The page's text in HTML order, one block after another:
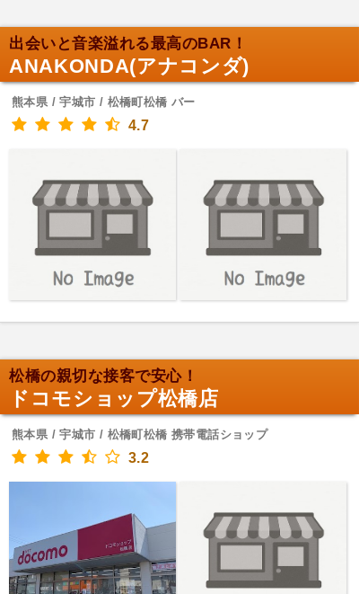
出会いと音楽溢れる最高のBAR！
ANAKONDA(アナコンダ)
熊本県 / 宇城市 / 松橋町松橋 バー
4.7
松橋の親切な接客で安心！
ドコモショップ松橋店
熊本県 / 宇城市 / 松橋町松橋 携帯電話ショップ
3.2